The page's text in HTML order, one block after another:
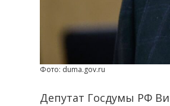
Фото: duma.gov.ru
Депутат Госдумы РФ